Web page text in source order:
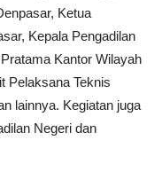
Ketua
Kepala Pengadilan
Kantor Wilayah
Pelaksana Teknis
lainnya. Kegiatan juga
Negeri dan